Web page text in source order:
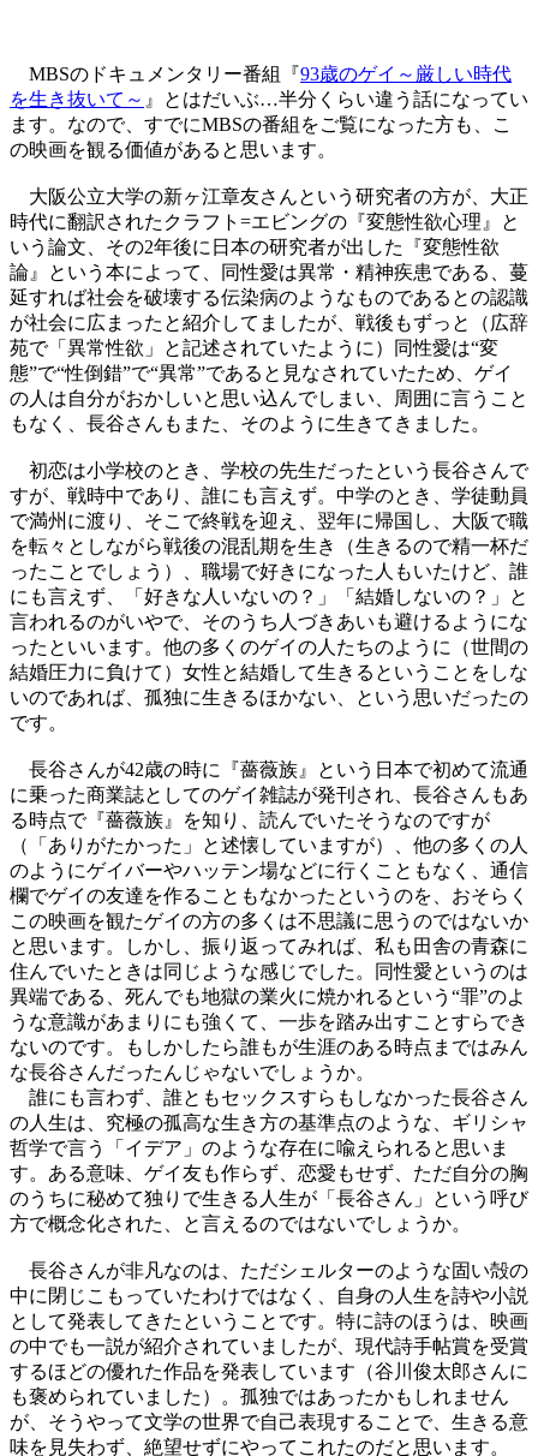
MBSのドキュメンタリー番組『93歳のゲイ～厳しい時代
を生き抜いて～ 』とはだいぶ…半分くらい違う話になってい
ます。なので、すでにMBSの番組をご覧になった方も、こ
の映画を観る価値があると思います。
大阪公立大学の新ヶ江章友さんという研究者の方が、大正
時代に翻訳されたクラフト=エビングの『変態性欲心理』と
いう論文、その2年後に日本の研究者が出した『変態性欲
論』という本によって、同性愛は異常・精神疾患である、蔓
延すれば社会を破壊する伝染病のようなものであるとの認識
が社会に広まったと紹介してましたが、戦後もずっと（広辞
苑で「異常性欲」と記述されていたように）同性愛は“変
態”で“性倒錯”で“異常”であると見なされていたため、ゲイ
の人は自分がおかしいと思い込んでしまい、周囲に言うこと
もなく、長谷さんもまた、そのように生きてきました。
初恋は小学校のとき、学校の先生だったという長谷さんで
すが、戦時中であり、誰にも言えず。中学のとき、学徒動員
で満州に渡り、そこで終戦を迎え、翌年に帰国し、大阪で職
を転々としながら戦後の混乱期を生き（生きるので精一杯だ
ったことでしょう）、職場で好きになった人もいたけど、誰
にも言えず、「好きな人いないの？」「結婚しないの？」と
言われるのがいやで、そのうち人づきあいも避けるようにな
ったといいます。他の多くのゲイの人たちのように（世間の
結婚圧力に負けて）女性と結婚して生きるということをしな
いのであれば、孤独に生きるほかない、という思いだったの
です。
長谷さんが42歳の時に『薔薇族』という日本で初めて流通
に乗った商業誌としてのゲイ雑誌が発刊され、長谷さんもあ
る時点で『薔薇族』を知り、読んでいたそうなのですが
（「ありがたかった」と述懐していますが）、他の多くの人
のようにゲイバーやハッテン場などに行くこともなく、通信
欄でゲイの友達を作ることもなかったというのを、おそらく
この映画を観たゲイの方の多くは不思議に思うのではないか
と思います。しかし、振り返ってみれば、私も田舎の青森に
住んでいたときは同じような感じでした。同性愛というのは
異端である、死んでも地獄の業火に焼かれるという“罪”のよ
うな意識があまりにも強くて、一歩を踏み出すことすらでき
ないのです。もしかしたら誰もが生涯のある時点まではみん
な長谷さんだったんじゃないでしょうか。
誰にも言わず、誰ともセックスすらもしなかった長谷さん
の人生は、究極の孤高な生き方の基準点のような、ギリシャ
哲学で言う「イデア」のような存在に喩えられると思いま
す。ある意味、ゲイ友も作らず、恋愛もせず、ただ自分の胸
のうちに秘めて独りで生きる人生が「長谷さん」という呼び
方で概念化された、と言えるのではないでしょうか。
長谷さんが非凡なのは、ただシェルターのような固い殻の
中に閉じこもっていたわけではなく、自身の人生を詩や小説
として発表してきたということです。特に詩のほうは、映画
の中でも一説が紹介されていましたが、現代詩手帖賞を受賞
するほどの優れた作品を発表しています（谷川俊太郎さんに
も褒められていました）。孤独ではあったかもしれません
が、そうやって文学の世界で自己表現することで、生きる意
味を見失わず、絶望せずにやってこれたのだと思います。